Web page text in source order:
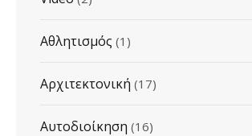
Αθλητισμός (1)
Αρχιτεκτονική (17)
Αυτοδιοίκηση (16)